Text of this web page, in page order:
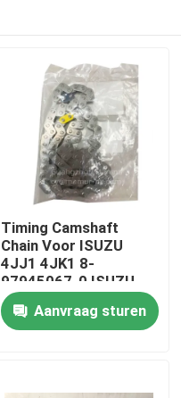
Timing Camshaft
Chain Voor ISUZU
4JJ1 4JK1 8-
97945067-0 ISUZU
Motoronderdelen
Aanvraag sturen